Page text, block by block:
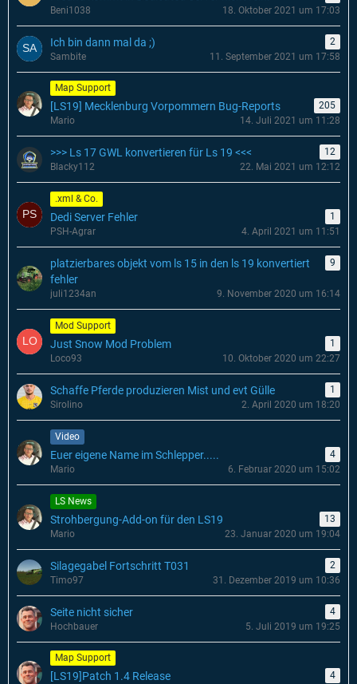
Beni1038
18. Oktober 2021 um 17:03
Ich bin dann mal da ;)
2
Sambite
11. September 2021 um 17:58
Map Support
[LS19] Mecklenburg Vorpommern Bug-Reports
205
Mario
14. Juli 2021 um 11:28
>>> Ls 17 GWL konvertieren für Ls 19 <<<
12
Blacky112
22. Mai 2021 um 12:12
.xml & Co.
Dedi Server Fehler
1
PSH-Agrar
4. April 2021 um 11:51
platzierbares objekt vom ls 15 in den ls 19 konvertiert
fehler
9
juli1234an 9. November 2020 um 16:14
Mod Support
Just Snow Mod Problem
1
Loco93
10. Oktober 2020 um 22:27
Schaffe Pferde produzieren Mist und evt Gülle
1
Sirolino
2. April 2020 um 18:20
Video
Euer eigene Name im Schlepper.....
4
Mario
6. Februar 2020 um 15:02
LS News
Strohbergung-Add-on für den LS19
13
Mario
23. Januar 2020 um 19:04
Silagegabel Fortschritt T031
2
Timo97
31. Dezember 2019 um 10:36
Seite nicht sicher
4
Hochbauer
5. Juli 2019 um 19:25
Map Support
[LS19]Patch 1.4 Release
4